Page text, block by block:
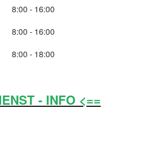
8:00 - 16:00
8:00 - 16:00
8:00 - 18:00
- INFO <==